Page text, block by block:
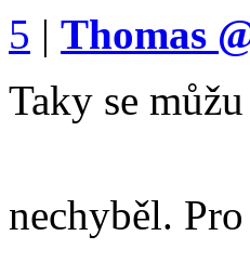
5 | Thomas
Taky se
nechyběl.